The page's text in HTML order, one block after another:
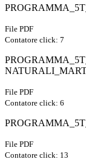
File PDF
Contatore click: 7
File PDF
Contatore click: 6
File PDF
Contatore click: 13